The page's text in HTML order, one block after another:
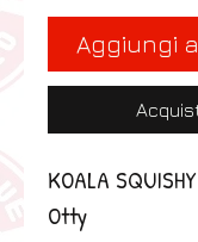
Aggiungi
KOALA
Otty